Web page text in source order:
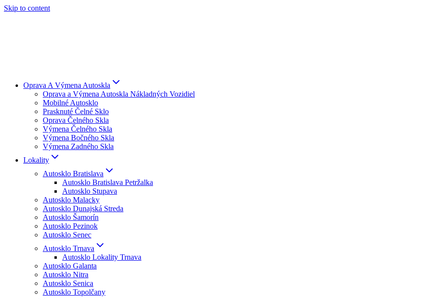
Skip to content
Oprava A Výmena Autoskla
Oprava a Výmena Autoskla Nákladných Vozidiel
Mobilné Autosklo
Prasknuté Čelné Sklo
Oprava Čelného Skla
Výmena Čelného Skla
Výmena Bočného Skla
Výmena Zadného Skla
Lokality
Autosklo Bratislava
Autosklo Bratislava Petržalka
Autosklo Stupava
Autosklo Malacky
Autosklo Dunajská Streda
Autosklo Šamorín
Autosklo Pezinok
Autosklo Senec
Autosklo Trnava
Autosklo Lokality Trnava
Autosklo Galanta
Autosklo Nitra
Autosklo Senica
Autosklo Topolčany